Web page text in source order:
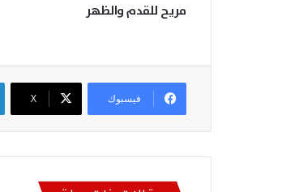
مريح للقدم والظهر
فيسبوك ‫X